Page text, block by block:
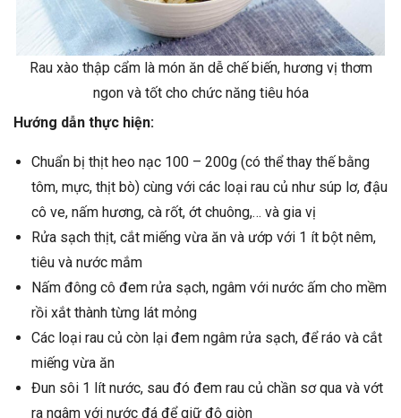
Rau xào thập cẩm là món ăn dễ chế biến, hương vị thơm
ngon và tốt cho chức năng tiêu hóa
Hướng dẫn thực hiện:
Chuẩn bị thịt heo nạc 100 – 200g (có thể thay thế bằng
tôm, mực, thịt bò) cùng với các loại rau củ như súp lơ, đậu
cô ve, nấm hương, cà rốt, ớt chuông,… và gia vị
Rửa sạch thịt, cắt miếng vừa ăn và ướp với 1 ít bột nêm,
tiêu và nước mắm
Nấm đông cô đem rửa sạch, ngâm với nước ấm cho mềm
rồi xắt thành từng lát mỏng
Các loại rau củ còn lại đem ngâm rửa sạch, để ráo và cắt
miếng vừa ăn
Đun sôi 1 lít nước, sau đó đem rau củ chần sơ qua và vớt
ra ngâm với nước đá để giữ độ giòn